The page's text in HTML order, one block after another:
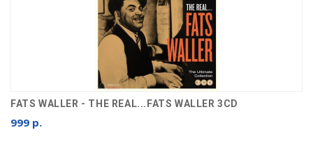
FATS WALLER - THE REAL...FATS WALLER 3CD
999 р.